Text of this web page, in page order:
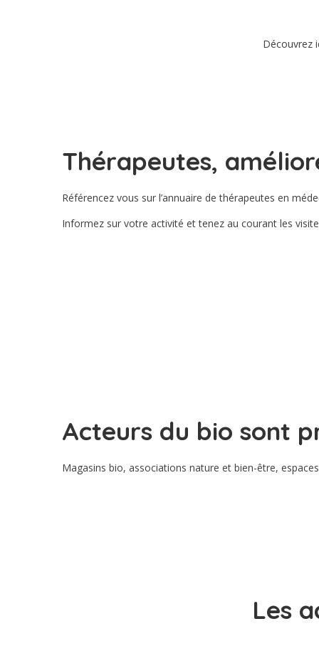
Découvrez
Thérapeutes,
Référencez vous sur l’annuaire de thérapeutes en
Informez sur votre activité et tenez au courant les
Acteurs du bio sont
Magasins bio, associations nature et bien-être,
Les